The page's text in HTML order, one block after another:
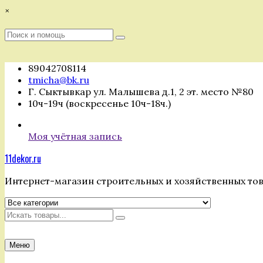
Перейти
содержимому
×
Поиск
Поиск
89042708114
tmicha@bk.ru
Г. Сыктывкар ул. Малышева д.1, 2 эт. место №80
10ч-19ч (воскресенье 10ч-18ч.)
Моя учётная запись
11dekor.ru
Интернет-магазин строительных и хозяйственных
Искать
Меню